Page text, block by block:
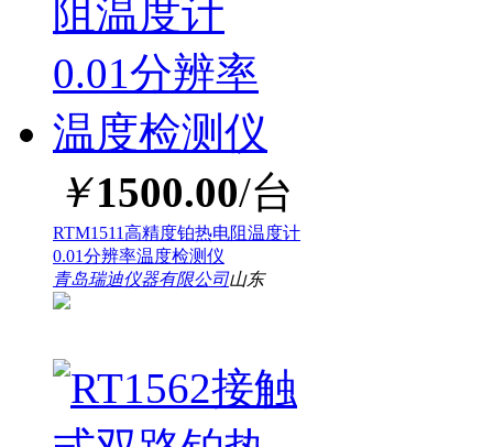
￥1500.00/台
RTM1511高精度铂热电阻温度计
0.01分辨率温度检测仪
青岛瑞迪仪器有限公司山东